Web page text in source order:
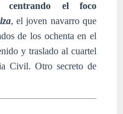
centrando el foco
, el joven navarro que
de los ochenta en el
y traslado al cuartel
Civil. Otro secreto de